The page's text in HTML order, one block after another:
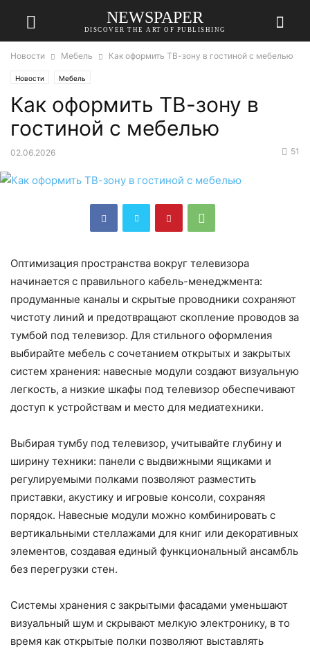
NEWSPAPER
DISCOVER THE ART OF PUBLISHING
Новости Мебель Как оформить ТВ-зону в гостиной с мебелью
Новости Мебель
Как оформить ТВ-зону в
гостиной с мебелью
02.06.2026 51
Оптимизация пространства вокруг телевизора
начинается с правильного кабель-менеджмента:
продуманные каналы и скрытые проводники сохраняют
чистоту линий и предотвращают скопление проводов за
тумбой под телевизор. Для стильного оформления
выбирайте мебель с сочетанием открытых и закрытых
систем хранения: навесные модули создают визуальную
легкость, а низкие шкафы под телевизор обеспечивают
доступ к устройствам и место для медиатехники.
Выбирая тумбу под телевизор, учитывайте глубину и
ширину техники: панели с выдвижными ящиками и
регулируемыми полками позволяют разместить
приставки, акустику и игровые консоли, сохраняя
порядок. Навесные модули можно комбинировать с
вертикальными стеллажами для книг или декоративных
элементов, создавая единый функциональный ансамбль
без перегрузки стен.
Системы хранения с закрытыми фасадами уменьшают
визуальный шум и скрывают мелкую электронику, в то
время как открытые полки позволяют выставлять